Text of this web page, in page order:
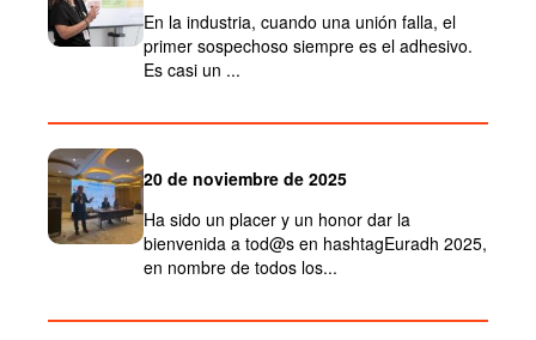
En la industria, cuando una unión falla, el
primer sospechoso siempre es el adhesivo.
Es casi un ...
20 de noviembre de 2025
Ha sido un placer y un honor dar la
bienvenida a tod@s en hashtagEuradh 2025,
en nombre de todos los...